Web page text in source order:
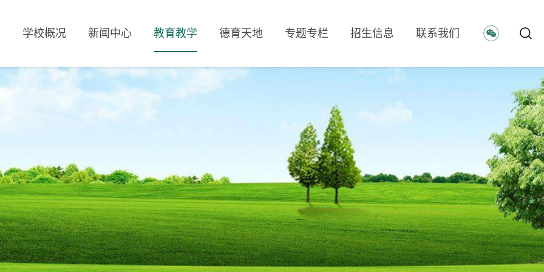
学校概况 新闻中心 教育教学 德育天地 专题专栏 招生信息 联系我们